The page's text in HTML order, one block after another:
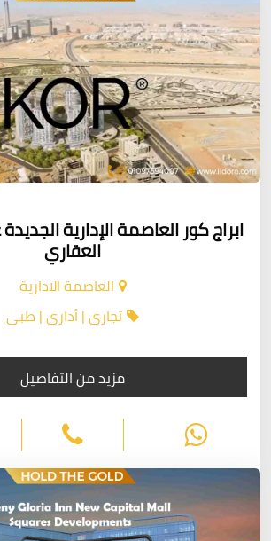
ابراج كور العاصمة الإدارية
العقاري
العاصمة الادارية
تجارى | أدارى | طبى
مزيد من التفاصيل